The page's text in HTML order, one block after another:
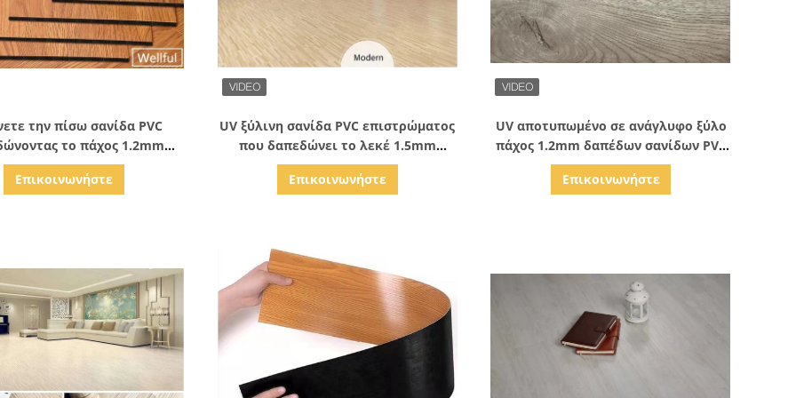
την πίσω σανίδα PVC
το πάχος 1.2mm
0.07mm δρύινου ξύλου
ένδυσης
Επικοινωνήστε
UV ξύλινη σανίδα PVC επιστρώματος
που δαπεδώνει το λεκέ 1.5mm
ανθεκτικό
Επικοινωνήστε
UV αποτυπωμένο σε ανάγλυφο ξύλο
πάχος 1.2mm δαπέδων σανίδων PVC
επιστρώματος βινυλίου
Επικοινωνήστε